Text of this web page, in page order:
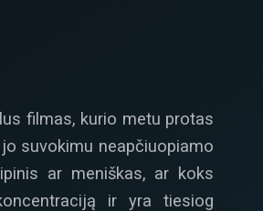
filmas, kurio metu protas
suvokimu neapčiuopiamo
ar meniškas, ar koks
ir yra tiesiog